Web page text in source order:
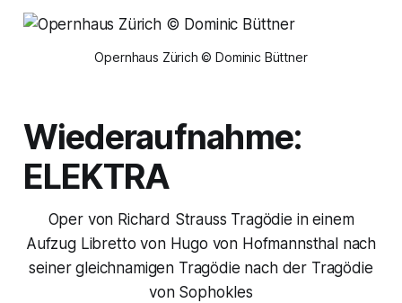
Opernhaus Zürich © Dominic Büttner
Wiederaufnahme:
ELEKTRA
Oper von Richard Strauss Tragödie in einem
Aufzug Libretto von Hugo von Hofmannsthal nach
seiner gleichnamigen Tragödie nach der Tragödie
von Sophokles